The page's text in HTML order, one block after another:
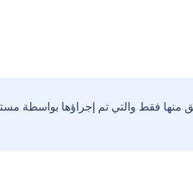
منها فقط والتي تم إجراؤها بواسطة